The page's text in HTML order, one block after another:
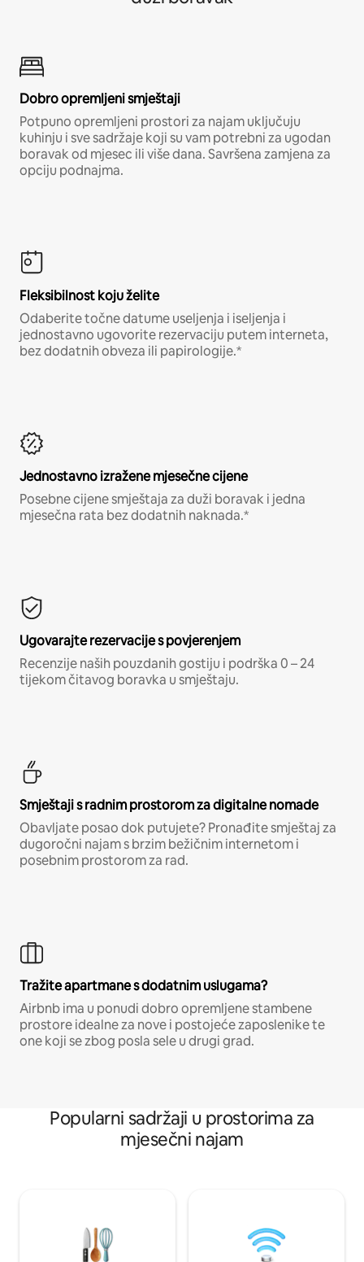
Dobro opremljeni smještaji
Potpuno opremljeni prostori za najam uključuju
kuhinju i sve sadržaje koji su vam potrebni za ugodan
boravak od mjesec ili više dana. Savršena zamjena za
opciju podnajma.
Fleksibilnost koju želite
Odaberite točne datume useljenja i iseljenja i
jednostavno ugovorite rezervaciju putem interneta,
bez dodatnih obveza ili papirologije.*
Jednostavno izražene mjesečne cijene
Posebne cijene smještaja za duži boravak i jedna
mjesečna rata bez dodatnih naknada.*
Ugovarajte rezervacije s povjerenjem
Recenzije naših pouzdanih gostiju i podrška 0 – 24
tijekom čitavog boravka u smještaju.
Smještaji s radnim prostorom za digitalne nomade
Obavljate posao dok putujete? Pronađite smještaj za
dugoročni najam s brzim bežičnim internetom i
posebnim prostorom za rad.
Tražite apartmane s dodatnim uslugama?
Airbnb ima u ponudi dobro opremljene stambene
prostore idealne za nove i postojeće zaposlenike te
one koji se zbog posla sele u drugi grad.
Popularni sadržaji u prostorima za
mjesečni najam